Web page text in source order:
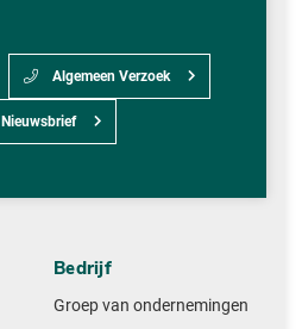
Algemeen Verzoek
Nieuwsbrief
Bedrijf
Groep van ondernemingen